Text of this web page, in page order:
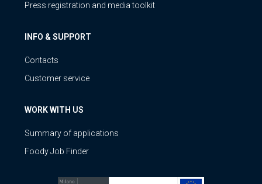
Press registration and media toolkit
INFO & SUPPORT
Contacts
Customer service
WORK WITH US
Summary of applications
Foody Job Finder